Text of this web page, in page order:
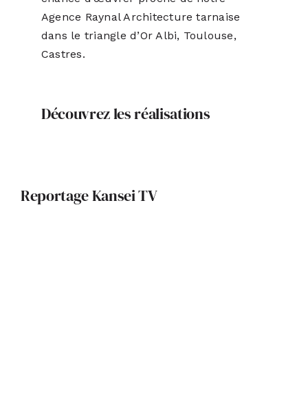
Agence Raynal Architecture tarnaise
dans le triangle d’Or Albi, Toulouse,
Castres.
Découvrez les réalisations
Reportage Kansei TV